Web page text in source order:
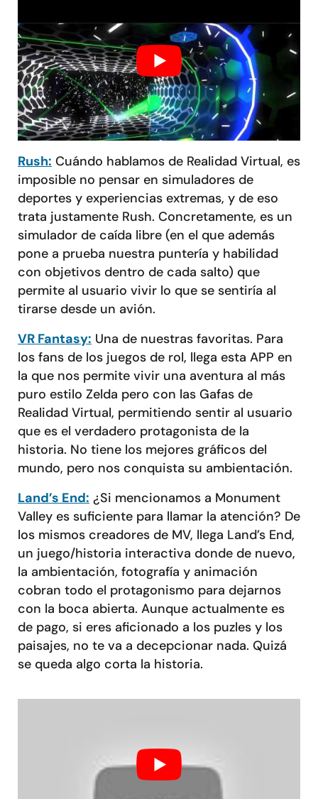
Rush: Cuándo hablamos de Realidad Virtual, es
imposible no pensar en simuladores de
deportes y experiencias extremas, y de eso
trata justamente Rush. Concretamente, es un
simulador de caída libre (en el que además
pone a prueba nuestra puntería y habilidad
con objetivos dentro de cada salto) que
permite al usuario vivir lo que se sentiría al
tirarse desde un avión.
VR Fantasy: Una de nuestras favoritas. Para
los fans de los juegos de rol, llega esta APP en
la que nos permite vivir una aventura al más
puro estilo Zelda pero con las Gafas de
Realidad Virtual, permitiendo sentir al usuario
que es el verdadero protagonista de la
historia. No tiene los mejores gráficos del
mundo, pero nos conquista su ambientación.
Land’s End: ¿Si mencionamos a Monument
Valley es suficiente para llamar la atención? De
los mismos creadores de MV, llega Land’s End,
un juego/historia interactiva donde de nuevo,
la ambientación, fotografía y animación
cobran todo el protagonismo para dejarnos
con la boca abierta. Aunque actualmente es
de pago, si eres aficionado a los puzles y los
paisajes, no te va a decepcionar nada. Quizá
se queda algo corta la historia.